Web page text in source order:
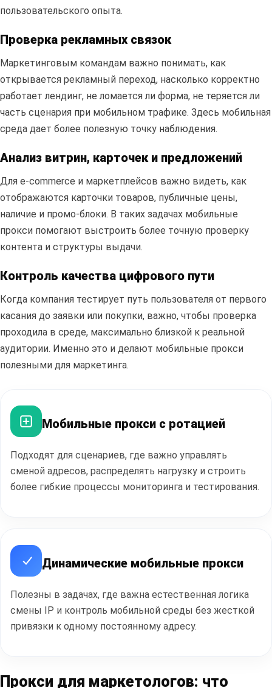
пользовательского опыта.
Проверка рекламных связок
Маркетинговым командам важно понимать, как
открывается рекламный переход, насколько корректно
работает лендинг, не ломается ли форма, не теряется ли
часть сценария при мобильном трафике. Здесь мобильная
среда дает более полезную точку наблюдения.
Анализ витрин, карточек и предложений
Для e-commerce и маркетплейсов важно видеть, как
отображаются карточки товаров, публичные цены,
наличие и промо-блоки. В таких задачах мобильные
прокси помогают выстроить более точную проверку
контента и структуры выдачи.
Контроль качества цифрового пути
Когда компания тестирует путь пользователя от первого
касания до заявки или покупки, важно, чтобы проверка
проходила в среде, максимально близкой к реальной
аудитории. Именно это и делают мобильные прокси
полезными для маркетинга.
Мобильные прокси с ротацией
Подходят для сценариев, где важно управлять
сменой адресов, распределять нагрузку и строить
более гибкие процессы мониторинга и тестирования.
Динамические мобильные прокси
Полезны в задачах, где важна естественная логика
смены IP и контроль мобильной среды без жесткой
привязки к одному постоянному адресу.
Прокси для маркетологов: что
Полезные